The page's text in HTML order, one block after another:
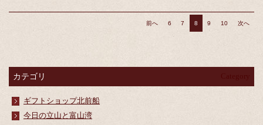
前へ 6 7 8 9 10 次へ
カテゴリ
ギフトショップ北前船
今日の立山と富山湾